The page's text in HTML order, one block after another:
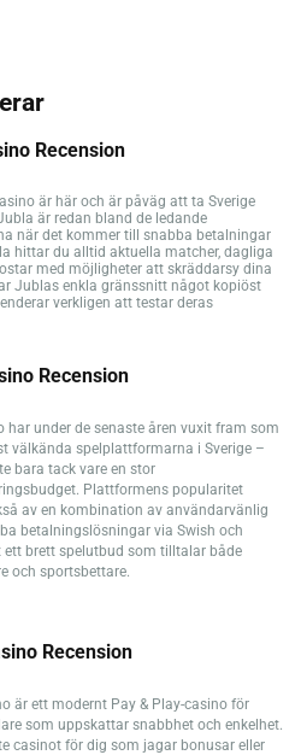
Recension
är här och är påväg att ta Sverige
är redan bland de ledande
när det kommer till snabba betalningar
hittar du alltid aktuella matcher, dagliga
med möjligheter att skräddarsy dina
Jublas enkla gränssnitt något kopiöst
verkligen att testar deras
Recension
har under de senaste åren vuxit fram som
välkända spelplattformarna i Sverige –
bara tack vare en stor
Plattformens popularitet
av en kombination av användarvänlig
betalningslösningar via Swish och
ett brett spelutbud som tilltalar både
och sportsbettare.
Recension
är ett modernt Pay & Play-casino för
som uppskattar snabbhet och enkelhet.
casinot för dig som jagar bonusar eller